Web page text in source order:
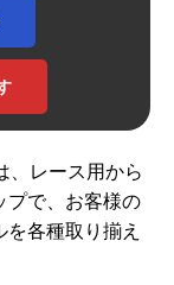
、レース用から
プで、お客様の
各種取り揃え